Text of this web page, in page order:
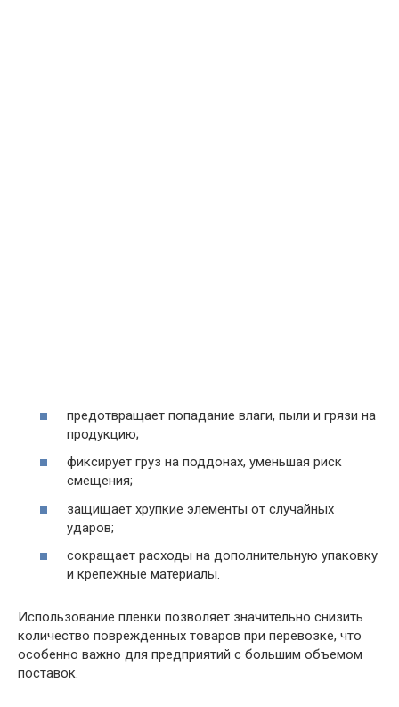
предотвращает попадание влаги, пыли и грязи на
продукцию;
фиксирует груз на поддонах, уменьшая риск
смещения;
защищает хрупкие элементы от случайных
ударов;
сокращает расходы на дополнительную упаковку
и крепежные материалы.
Использование пленки позволяет значительно снизить
количество поврежденных товаров при перевозке, что
особенно важно для предприятий с большим объемом
поставок.